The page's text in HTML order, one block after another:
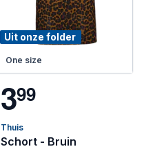
Uit onze folder
One size
399
Thuis
Schort - Bruin